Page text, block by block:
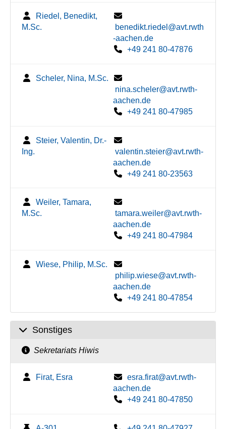
Riedel, Benedikt,
M.Sc.
benedikt.riedel@avt.rwth
-aachen.de
+49 241 80-47876
Scheler, Nina, M.Sc.
nina.scheler@avt.rwth-
aachen.de
+49 241 80-47985
Steier, Valentin, Dr.-
Ing.
valentin.steier@avt.rwth-
aachen.de
+49 241 80-23563
Weiler, Tamara,
M.Sc.
tamara.weiler@avt.rwth-
aachen.de
+49 241 80-47984
Wiese, Philip, M.Sc.
philip.wiese@avt.rwth-
aachen.de
+49 241 80-47854
Sonstiges
Sekretariats Hiwis
Firat, Esra
esra.firat@avt.rwth-
aachen.de
+49 241 80-47850